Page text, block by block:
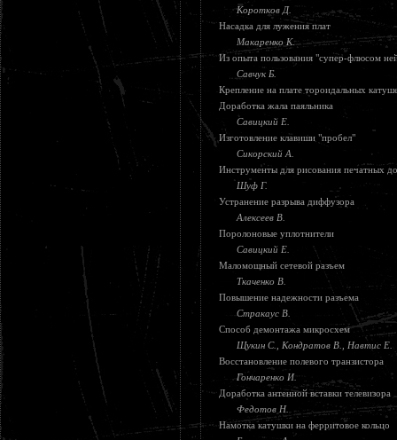
Коротков Д.
Насадка для лужения плат
Макаренко К.
Из опыта пользования "супер-флюсом
Савчук Б.
Крепление на плате тороидальных
Доработка жала паяльника
Савицкий Е.
Изготовление клавиши "пробел"
Сикорский А.
Инструменты для рисования печатных
Шуф Г.
Устранение разрыва диффузора
Алексеев В.
Поролоновые уплотнители
Савицкий Е.
Маломощный сетевой разъем
Ткаченко В.
Повышение надежности разъема
Стракаус В.
Способ демонтажа микросхем
Щукин С., Кондратов В., Навтис Е.
Восстановление полевого транзистора
Гончаренко И.
Доработка антенной вставки телевизора
Федотов Н.
Намотка катушки на ферритовое кольцо